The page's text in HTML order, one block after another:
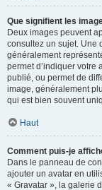
Que signifient les
Deux images peuvent
consultez un sujet. Une
généralement
permet d’indiquer votre
publié, ou permet de
image, généralement
qui est bien souvent
Haut
Comment puis-je
Dans le panneau de
ajouter un avatar en
« Gravatar », la galerie